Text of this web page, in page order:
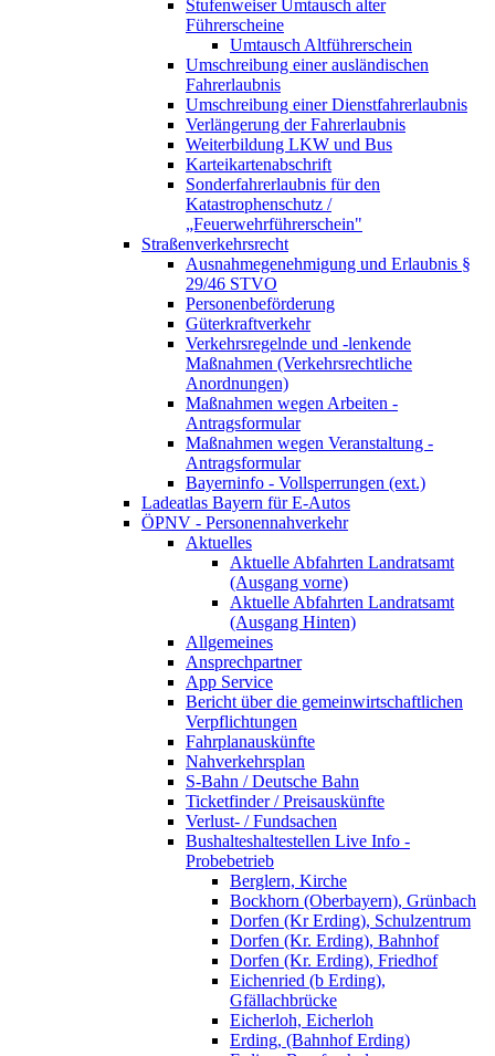
Stufenweiser Umtausch alter
Führerscheine
Umtausch Altführerschein
Umschreibung einer ausländischen
Fahrerlaubnis
Umschreibung einer Dienstfahrerlaubnis
Verlängerung der Fahrerlaubnis
Weiterbildung LKW und Bus
Karteikartenabschrift
Sonderfahrerlaubnis für den
Katastrophenschutz /
„Feuerwehrführerschein"
Straßenverkehrsrecht
Ausnahmegenehmigung und Erlaubnis §
29/46 STVO
Personenbeförderung
Güterkraftverkehr
Verkehrsregelnde und -lenkende
Maßnahmen (Verkehrsrechtliche
Anordnungen)
Maßnahmen wegen Arbeiten -
Antragsformular
Maßnahmen wegen Veranstaltung -
Antragsformular
Bayerninfo - Vollsperrungen (ext.)
Ladeatlas Bayern für E-Autos
ÖPNV - Personennahverkehr
Aktuelles
Aktuelle Abfahrten Landratsamt
(Ausgang vorne)
Aktuelle Abfahrten Landratsamt
(Ausgang Hinten)
Allgemeines
Ansprechpartner
App Service
Bericht über die gemeinwirtschaftlichen
Verpflichtungen
Fahrplanauskünfte
Nahverkehrsplan
S-Bahn / Deutsche Bahn
Ticketfinder / Preisauskünfte
Verlust- / Fundsachen
Bushalteshaltestellen Live Info -
Probebetrieb
Berglern, Kirche
Bockhorn (Oberbayern), Grünbach
Dorfen (Kr Erding), Schulzentrum
Dorfen (Kr. Erding), Bahnhof
Dorfen (Kr. Erding), Friedhof
Eichenried (b Erding),
Gfällachbrücke
Eicherloh, Eicherloh
Erding, (Bahnhof Erding)